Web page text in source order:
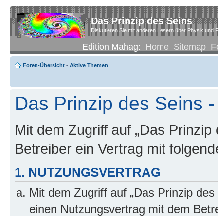
Das Prinzip des Seins
Diskutieren Sie mit anderen Lesern über Physik und
Edition Mahag:Home Sitemap
Foren-Übersicht • Aktive Themen
Das Prinzip des Seins
Mit dem Zugriff auf „Das
Betreiber ein Vertrag mit
1. NUTZUNGSVERTRAG
Mit dem Zugriff auf „Das Prinzip
einen Nutzungsvertrag mit dem